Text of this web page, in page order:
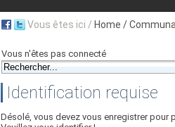
Vous êtes ici / Home /
Vous n'êtes pas connecté
Identification requise
Désolé, vous devez vous enregistrer pour